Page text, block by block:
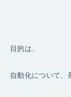
目的は、
自動化について、